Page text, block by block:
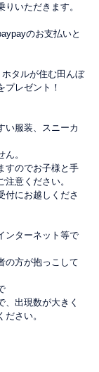
いただきます。
のお支払いと
タルが住む田んぼ
プレゼント！
い服装、スニーカ
。
すのでお子様と手
意ください。
付にお越しくださ
ンターネット等で
の方が抱っこして
出現数が大きく
さい。